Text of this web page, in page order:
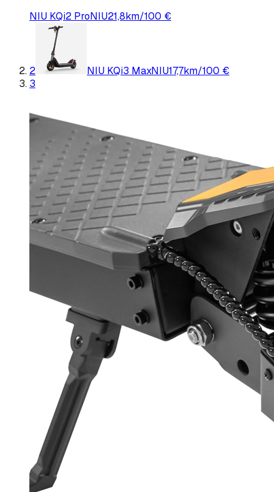
NIU KQi2 ProNIU21,8km/100 €
2 NIU KQi3 MaxNIU17,7km/100 €
3